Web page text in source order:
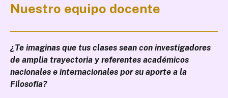
Nuestro equipo docente
¿Te imaginas que tus clases sean con investigadores
de amplia trayectoria y referentes académicos
nacionales e internacionales por su aporte a la
Filosofía?